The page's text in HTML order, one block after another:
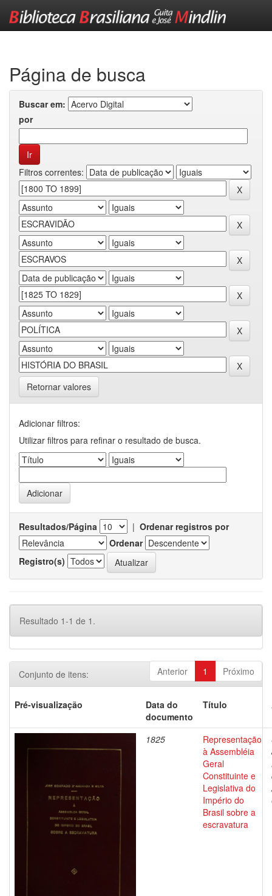
Página de busca
Buscar em:
por
Filtros correntes:
Retornar valores
Adicionar filtros:
Utilizar filtros para refinar o resultado de busca.
Resultados/Página | Ordenar registros por
Ordenar
Registro(s)
Resultado 1-1 de 1.
Anterior 1 Próximo
Conjunto de itens:
Pré-visualização
Data do
documento
Título
1825
Representação
à Assembléia
Geral
Constituinte e
Legislativa do
Império do
Brasil sobre a
escravatura